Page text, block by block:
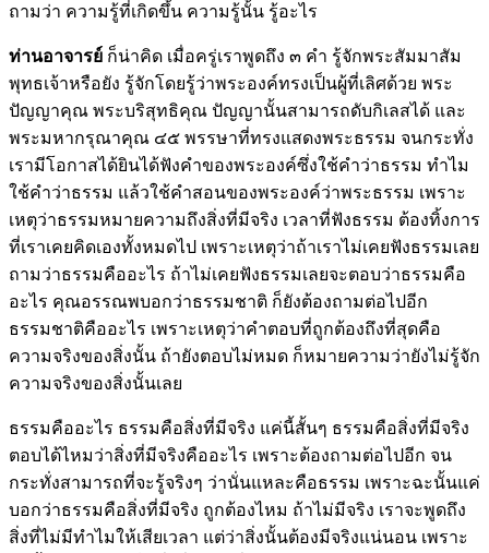
ถามว่า ความรู้ที่เกิดขึ้น ความรู้นั้น รู้อะไร
ท่านอาจารย์ ก็น่าคิด เมื่อครู่เราพูดถึง ๓ คำ รู้จักพระสัมมาสัม
พุทธเจ้าหรือยัง รู้จักโดยรู้ว่าพระองค์ทรงเป็นผู้ที่เลิศด้วย พระ
ปัญญาคุณ พระบริสุทธิคุณ ปัญญานั้นสามารถดับกิเลสได้ และ
พระมหากรุณาคุณ ๔๕ พรรษาที่ทรงแสดงพระธรรม จนกระทั่ง
เรามีโอกาสได้ยินได้ฟังคำของพระองค์ซึ่งใช้คำว่าธรรม ทำไม
ใช้คำว่าธรรม แล้วใช้คำสอนของพระองค์ว่าพระธรรม เพราะ
เหตุว่าธรรมหมายความถึงสิ่งที่มีจริง เวลาที่ฟังธรรม ต้องทิ้งการ
ที่เราเคยคิดเองทั้งหมดไป เพราะเหตุว่าถ้าเราไม่เคยฟังธรรมเลย
ถามว่าธรรมคืออะไร ถ้าไม่เคยฟังธรรมเลยจะตอบว่าธรรมคือ
อะไร คุณอรรณพบอกว่าธรรมชาติ ก็ยังต้องถามต่อไปอีก
ธรรมชาติคืออะไร เพราะเหตุว่าคำตอบที่ถูกต้องถึงที่สุดคือ
ความจริงของสิ่งนั้น ถ้ายังตอบไม่หมด ก็หมายความว่ายังไม่รู้จัก
ความจริงของสิ่งนั้นเลย
ธรรมคืออะไร ธรรมคือสิ่งที่มีจริง แค่นี้สั้นๆ ธรรมคือสิ่งที่มีจริง
ตอบได้ไหมว่าสิ่งที่มีจริงคืออะไร เพราะต้องถามต่อไปอีก จน
กระทั่งสามารถที่จะรู้จริงๆ ว่านั่นแหละคือธรรม เพราะฉะนั้นแค่
บอกว่าธรรมคือสิ่งที่มีจริง ถูกต้องไหม ถ้าไม่มีจริง เราจะพูดถึง
สิ่งที่ไม่มีทำไมให้เสียเวลา แต่ว่าสิ่งนั้นต้องมีจริงแน่นอน เพราะ